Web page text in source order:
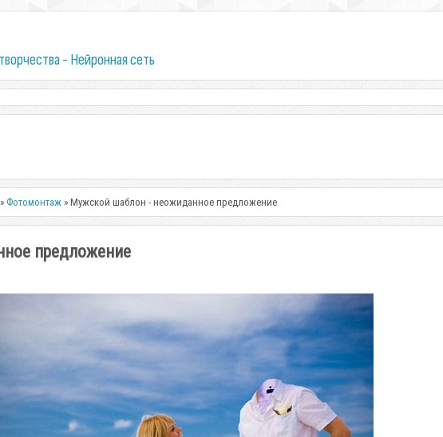
- Нейронная сеть
» Фотомонтаж » Мужской шаблон - неожиданное предложение
предложение